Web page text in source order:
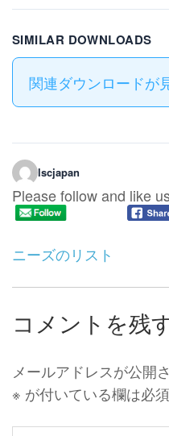
SIMILAR DOWNLOADS
関連ダウンロードが
lscjapan
Please follow and like
投
ナ
ビ
ゲ
ー
シ
ョ
ニーズのリスト
コメントを残
メールアドレスが公開
※ が付いている欄は必